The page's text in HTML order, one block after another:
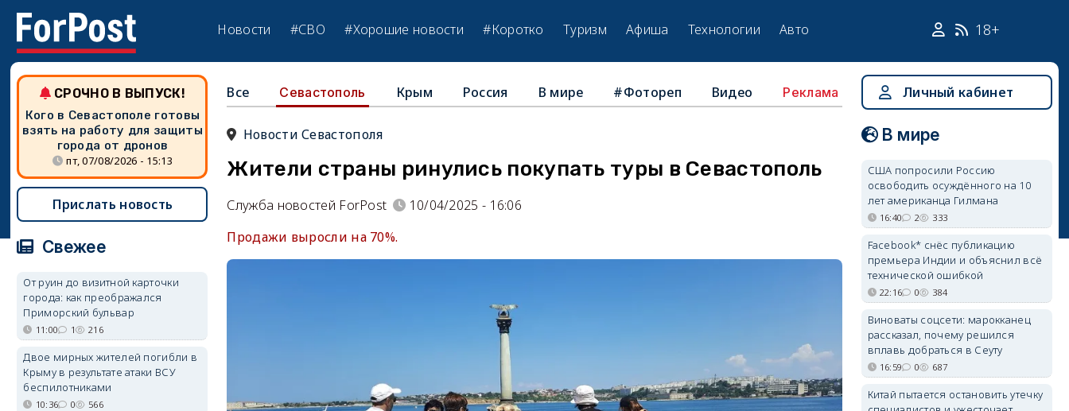
Новости #СВО #Хорошие новости #Коротко Туризм Афиша Технологии Авто 18+
Все Севастополь Крым Россия В мире #Фотореп Видео Реклама
Новости Севастополя
Жители страны ринулись покупать туры в Севастополь
Служба новостей ForPost
10/04/2025 - 16:06
Продажи выросли на 70%.
СРОЧНО В ВЫПУСК!
Кого в Севастополе готовы
взять на работу для защиты
города от дронов
пт, 07/08/2026 - 15:13
Прислать новость
Свежее
От руин до визитной карточки
города: как преображался
Приморский бульвар
11:00 1 216
Двое мирных жителей погибли в
Крыму в результате атаки ВСУ
беспилотниками
10:36 0 566
Личный кабинет
В мире
США попросили Россию
освободить осуждённого на 10
лет американца Гилмана
16:40 2 333
Facebook* снёс публикацию
премьера Индии и объяснил всё
технической ошибкой
22:16 0 384
Виноваты соцсети: марокканец
рассказал, почему решился
вплавь добраться в Сеуту
16:59 0 687
Китай пытается остановить утечку